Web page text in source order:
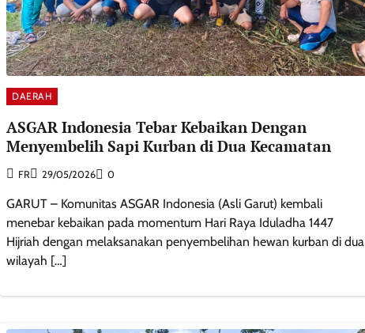
DAERAH
ASGAR Indonesia Tebar Kebaikan Dengan
Menyembelih Sapi Kurban di Dua Kecamatan
FR 29/05/2026 0
GARUT – Komunitas ASGAR Indonesia (Asli Garut) kembali
menebar kebaikan pada momentum Hari Raya Iduladha 1447
Hijriah dengan melaksanakan penyembelihan hewan kurban di dua
wilayah […]